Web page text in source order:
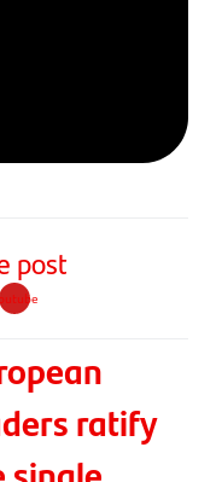
post
ratify